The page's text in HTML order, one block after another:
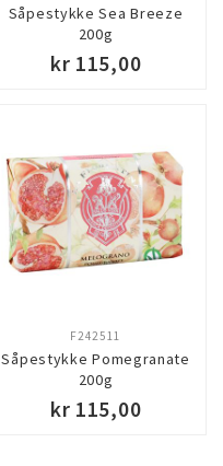
Såpestykke Sea Breeze
200g
kr 115,00
Såpestykke Pomegranate
200g
F242511
kr 115,00